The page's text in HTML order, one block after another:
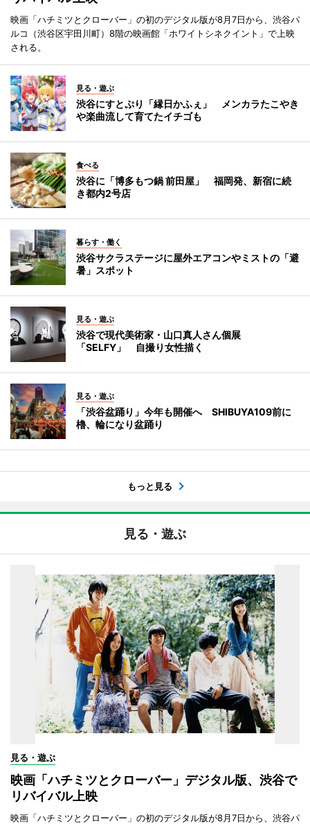
映画「ハチミツとクローバー」の初のデジタル版が8月7日から、渋谷パ
ルコ（渋谷区宇田川町）8階の映画館「ホワイトシネクイント」で上映
される。
見る・遊ぶ
渋谷にすとぷり「縁日かふぇ」 メンカラたこやき
や楽曲流して育てたイチゴも
食べる
渋谷に「博多もつ鍋 前田屋」 福岡発、新宿に続
き都内2号店
暮らす・働く
渋谷サクラステージに屋外エアコンやミストの「避
暑」スポット
見る・遊ぶ
渋谷で現代美術家・山口真人さん個展
「SELFY」 自撮り女性描く
見る・遊ぶ
「渋谷盆踊り」今年も開催へ SHIBUYA109前に
櫓、輪になり盆踊り
もっと見る
見る・遊ぶ
見る・遊ぶ
映画「ハチミツとクローバー」デジタル版、渋谷で
リバイバル上映
映画「ハチミツとクローバー」の初のデジタル版が8月7日から、渋谷パ